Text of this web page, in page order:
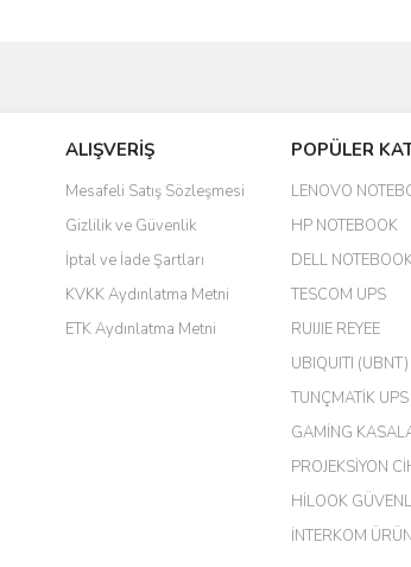
diye küçük bir tabela olsa daha hoş olurdu
2026
oldu
ALIŞVERİŞ
Mesafeli Satış Sözleşmesi
Gizlilik ve Güvenlik
İptal ve İade Şartları
KVKK Aydınlatma Metni
ETK Aydınlatma Metni
POPÜLER
LENOVO
HP NOTEBOOK
DELL
TESCOM UPS
RUIJIE REYEE
UBIQUITI (UBNT)
TUNÇMATİK UPS
GAMİNG
PROJEKSİYON
HİLOOK
İNTERKOM